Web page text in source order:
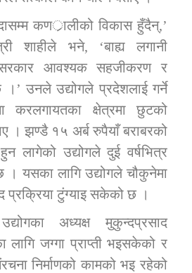
प्राविधि शिक्षालय जुम्लाको सुचना
समिति सम्बन्धी सन्देश
महिला तथा लैङ्गिक हिंसा
सम्बन्धिकाे
कणर्ालीको विकास हुँदैन्,’
शाहीले भने, ‘बाह्य लगानी
सरकार आवश्यक सहजीकरण र
।’ उनले उद्योगले प्रदेशलाई गर्ने
करलगायतका क्षेत्रमा छुटको
। झण्डै १५ अर्ब रुपैयाँ बराबरको
लागेको उद्योगले दुई वर्षभित्र
। यसका लागि उद्योगले चौकुनेमा
टुंग्याइ सकेको छ ।
अध्यक्ष मुकुन्दप्रसाद
लागि जग्गा प्राप्ती भइसकेको र
निर्माणको कामको भइ रहेको